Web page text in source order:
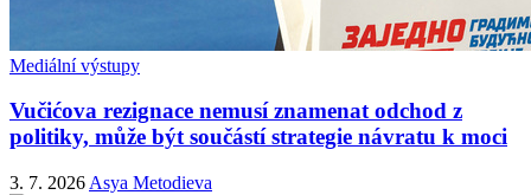
Mediální výstupy
Vučićova rezignace nemusí znamenat odchod z
politiky, může být součástí strategie návratu k moci
3. 7. 2026 Asya Metodieva